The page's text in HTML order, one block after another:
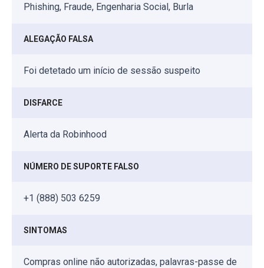
Phishing, Fraude, Engenharia Social, Burla
ALEGAÇÃO FALSA
Foi detetado um início de sessão suspeito
DISFARCE
Alerta da Robinhood
NÚMERO DE SUPORTE FALSO
+1 (888) 503 6259
SINTOMAS
Compras online não autorizadas, palavras-passe de